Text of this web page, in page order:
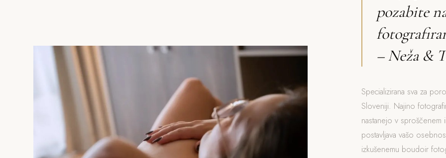
pozabite
– Neža &
Specializirana sva za
Sloveniji. Najino
nastanejo v sproščenem
postavljava vašo
izkušenemu boudoir